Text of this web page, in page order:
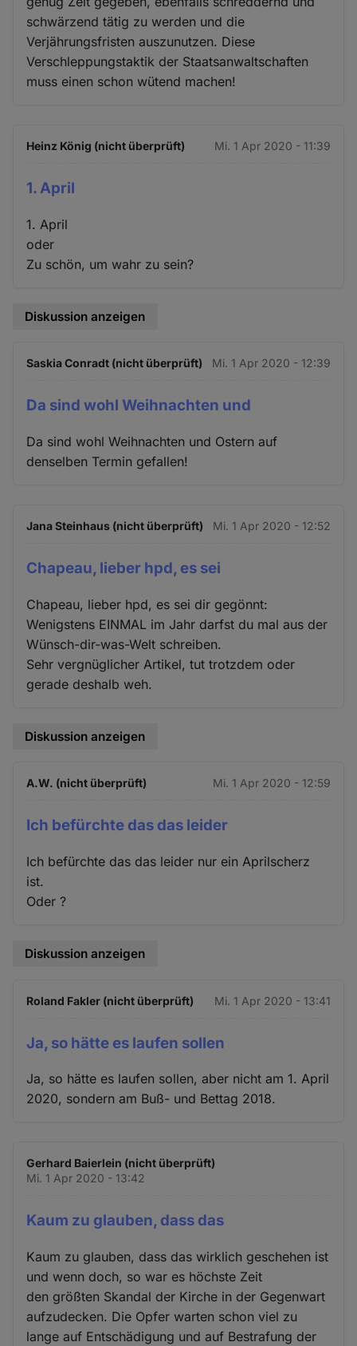
schwärzend tätig zu werden und die
Verjährungsfristen auszunutzen. Diese
Verschleppungstaktik der Staatsanwaltschaften
muss einen schon wütend machen!
Heinz König (nicht überprüft) Mi. 1 Apr 2020 - 11:39
1. April
1. April
oder
Zu schön, um wahr zu sein?
Diskussion anzeigen
Saskia Conradt (nicht überprüft) Mi. 1 Apr 2020 - 12:39
Da sind wohl Weihnachten und
Da sind wohl Weihnachten und Ostern auf
denselben Termin gefallen!
Jana Steinhaus (nicht überprüft) Mi. 1 Apr 2020 - 12:52
Chapeau, lieber hpd, es sei
Chapeau, lieber hpd, es sei dir gegönnt:
Wenigstens EINMAL im Jahr darfst du mal aus der
Wünsch-dir-was-Welt schreiben.
Sehr vergnüglicher Artikel, tut trotzdem oder
gerade deshalb weh.
Diskussion anzeigen
A.W. (nicht überprüft) Mi. 1 Apr 2020 - 12:59
Ich befürchte das das leider
Ich befürchte das das leider nur ein Aprilscherz
ist.
Oder ?
Diskussion anzeigen
Roland Fakler (nicht überprüft) Mi. 1 Apr 2020 - 13:41
Ja, so hätte es laufen sollen
Ja, so hätte es laufen sollen, aber nicht am 1. April
2020, sondern am Buß- und Bettag 2018.
Gerhard Baierlein (nicht überprüft)
Mi. 1 Apr 2020 - 13:42
Kaum zu glauben, dass das
Kaum zu glauben, dass das wirklich geschehen ist
und wenn doch, so war es höchste Zeit
den größten Skandal der Kirche in der Gegenwart
aufzudecken. Die Opfer warten schon viel zu
lange auf Entschädigung und auf Bestrafung der